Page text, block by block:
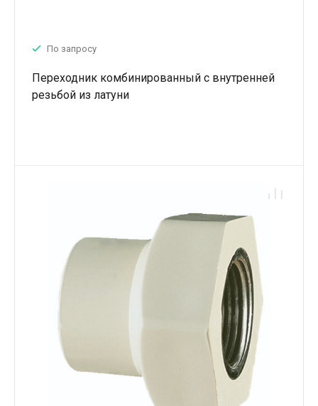
По запросу
Переходник комбинированный с внутренней
резьбой из латуни